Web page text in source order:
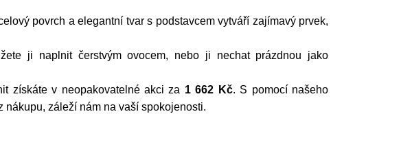
povrch a elegantní tvar s podstavcem vytváří zajímavý prvek,
ji naplnit čerstvým ovocem, nebo ji nechat prázdnou jako
získáte v neopakovatelné akci za 1 662 Kč. S pomocí našeho
záleží nám na vaší spokojenosti.